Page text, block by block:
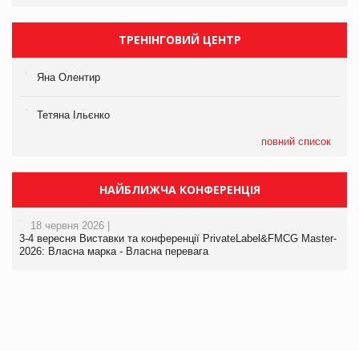
ТРЕНІНГОВИЙ ЦЕНТР
Яна Олентир
Тетяна Ільєнко
повний список
НАЙБЛИЖЧА КОНФЕРЕНЦІЯ
18 червня 2026 |
3-4 вересня Виставки та конференції PrivateLabel&FMCG Master-
2026: Власна марка - Власна перевага